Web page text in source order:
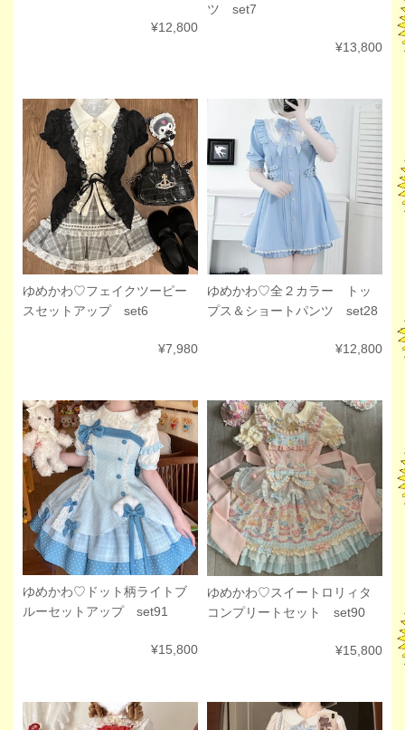
¥12,800
ツ set7
¥13,800
ゆめかわ♡フェイクツーピー
スセットアップ set6
¥7,980
ゆめかわ♡全２カラー トッ
プス＆ショートパンツ set28
¥12,800
ゆめかわ♡ドット柄ライトブ
ルーセットアップ set91
¥15,800
ゆめかわ♡スイートロリィタ
コンプリートセット set90
¥15,800